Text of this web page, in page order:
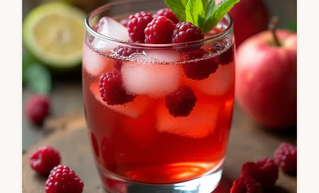
savoureuse Une recette raffinée simple à
réaliser pour un apéritif luxe